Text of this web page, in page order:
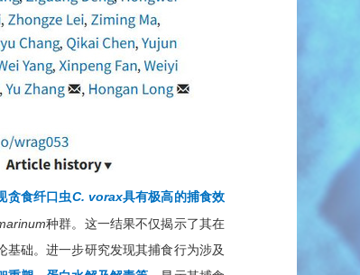
贪食纤口虫C. vorax具有极高的捕食效
种群。这一结果不仅揭示了其在
基础。进一步研究发现其捕食行为涉及